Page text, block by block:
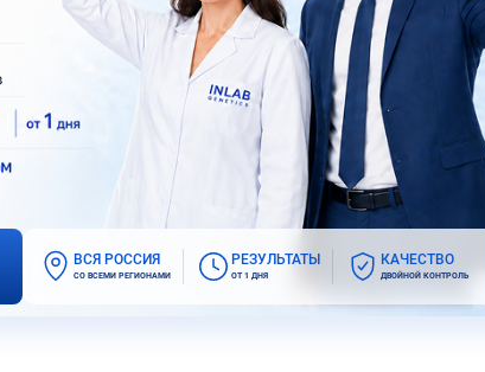
ВСЯ РОССИЯ
СО ВСЕМИ РЕГИОНАМИ
РЕЗУЛЬТАТЫ
ОТ 1 ДНЯ
КАЧЕСТВО
ДВОЙНОЙ КОНТРОЛЬ